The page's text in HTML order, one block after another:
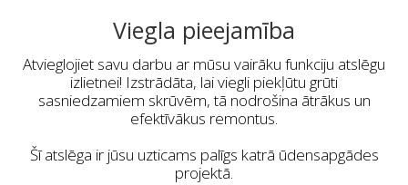
Viegla pieejamība
Atvieglojiet savu darbu ar mūsu vairāku funkciju atslēgu
izlietnei! Izstrādāta, lai viegli piekļūtu grūti
sasniedzamiem skrūvēm, tā nodrošina ātrākus un
efektīvākus remontus.
Šī atslēga ir jūsu uzticams palīgs katrā ūdensapgādes
projektā.